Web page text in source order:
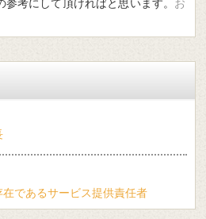
であるサービス提供責任者